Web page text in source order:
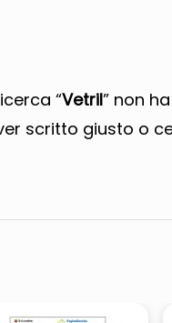
“Vetril” non
scritto giusto o